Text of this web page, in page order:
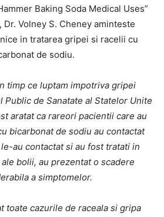
Baking Soda Medical Uses”
Dr. Volney S. Cheney aminteste
in tratarea gripei si racelii cu
de sodiu.
timp ce luptam impotriva gripei
Public de Sanatate al Statelor Unite
aratat ca rareori pacientii care au
bicarbonat de sodiu au contactat
au contactat si au fost tratati in
bolii, au prezentat o scadere
a simptomelor.
toate cazurile de raceala si gripa